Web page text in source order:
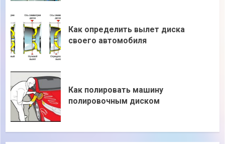
Как определить вылет диска
своего автомобиля
Как полировать машину
полировочным диском